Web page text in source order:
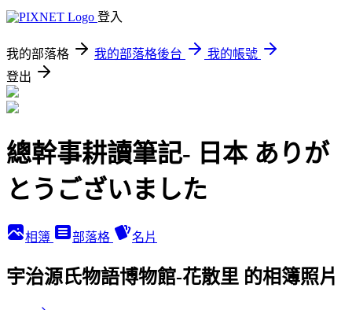
登入
我的部落格 我的部落格後台
我的帳號
登出
總幹事耕讀筆記- 日本 ありが
とうございました
相簿 部落格 名片
宇治源氏物語博物館-花散里 的相簿照片